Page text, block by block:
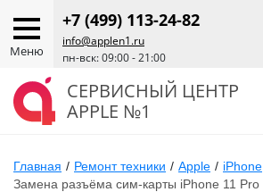
Меню
+7 (499) 113-24-82
info@applen1.ru
пн-вск: 09:00 - 21:00
СЕРВИСНЫЙ ЦЕНТР
APPLE №1
Главная / Ремонт техники / Apple / iPhone
Замена разъёма сим-карты iPhone 11 Pro